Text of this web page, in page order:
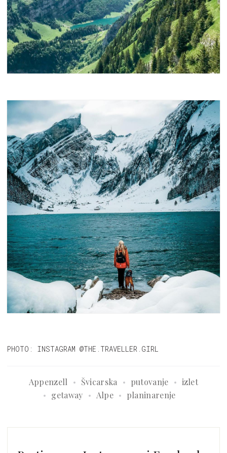
PHOTO: INSTAGRAM @THE.TRAVELLER.GIRL
Appenzell Švicarska putovanje
izlet
getaway
Alpe planinarenje